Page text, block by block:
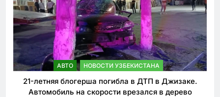
АВТО НОВОСТИ УЗБЕКИСТАНА
21-летняя блогерша погибла в ДТП в Джизаке.
Автомобиль на скорости врезался в дерево